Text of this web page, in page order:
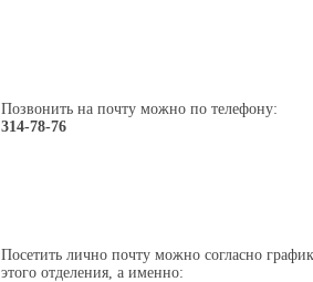
Позвонить на почту можно по телефону:
314-78-76
Посетить лично почту можно согласно
этого отделения, а именно: